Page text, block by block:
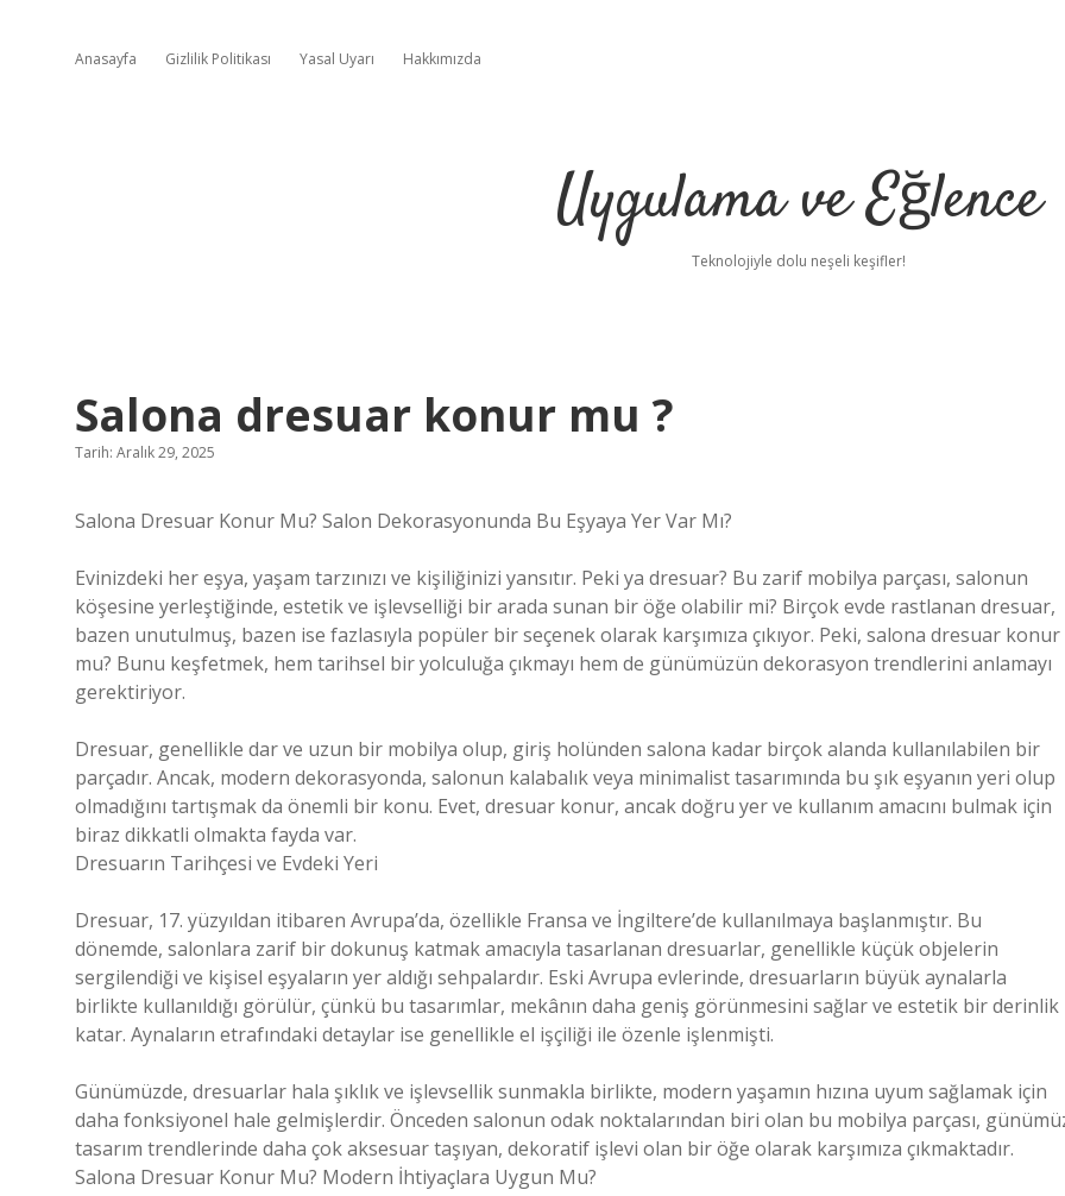
Anasayfa Gizlilik Politikası Yasal Uyarı Hakkımızda
Uygulama ve Eğlence
Teknolojiyle dolu neşeli keşifler!
Salona dresuar konur mu ?
Tarih: Aralık 29, 2025
Salona Dresuar Konur Mu? Salon Dekorasyonunda Bu Eşyaya Yer Var Mı?
Evinizdeki her eşya, yaşam tarzınızı ve kişiliğinizi yansıtır. Peki ya dresuar? Bu zarif mobilya parçası, salonun
köşesine yerleştiğinde, estetik ve işlevselliği bir arada sunan bir öğe olabilir mi? Birçok evde rastlanan dresuar,
bazen unutulmuş, bazen ise fazlasıyla popüler bir seçenek olarak karşımıza çıkıyor. Peki, salona dresuar konur
mu? Bunu keşfetmek, hem tarihsel bir yolculuğa çıkmayı hem de günümüzün dekorasyon trendlerini anlamayı
gerektiriyor.
Dresuar, genellikle dar ve uzun bir mobilya olup, giriş holünden salona kadar birçok alanda kullanılabilen bir
parçadır. Ancak, modern dekorasyonda, salonun kalabalık veya minimalist tasarımında bu şık eşyanın yeri olup
olmadığını tartışmak da önemli bir konu. Evet, dresuar konur, ancak doğru yer ve kullanım amacını bulmak için
biraz dikkatli olmakta fayda var.
Dresuarın Tarihçesi ve Evdeki Yeri
Dresuar, 17. yüzyıldan itibaren Avrupa’da, özellikle Fransa ve İngiltere’de kullanılmaya başlanmıştır. Bu
dönemde, salonlara zarif bir dokunuş katmak amacıyla tasarlanan dresuarlar, genellikle küçük objelerin
sergilendiği ve kişisel eşyaların yer aldığı sehpalardır. Eski Avrupa evlerinde, dresuarların büyük aynalarla
birlikte kullanıldığı görülür, çünkü bu tasarımlar, mekânın daha geniş görünmesini sağlar ve estetik bir derinlik
katar. Aynaların etrafındaki detaylar ise genellikle el işçiliği ile özenle işlenmişti.
Günümüzde, dresuarlar hala şıklık ve işlevsellik sunmakla birlikte, modern yaşamın hızına uyum sağlamak için
daha fonksiyonel hale gelmişlerdir. Önceden salonun odak noktalarından biri olan bu mobilya parçası,
tasarım trendlerinde daha çok aksesuar taşıyan, dekoratif işlevi olan bir öğe olarak karşımıza çıkmaktadır.
Salona Dresuar Konur Mu? Modern İhtiyaçlara Uygun Mu?